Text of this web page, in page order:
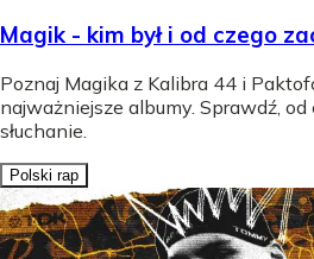
Magik - kim był i od czego
Poznaj Magika z Kalibra 44 i
najważniejsze albumy. Sprawdź, od
słuchanie.
Polski rap